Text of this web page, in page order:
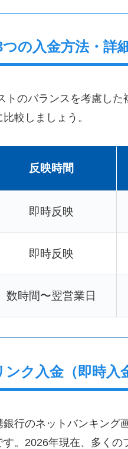
の入金方法・詳
トのバランスを考慮し
較しましょう。
反映時間
即時反映
即時反映
数時間〜翌営業日
ンク入金（即時
銀行のネットバンキン
。2026年現在、多くの